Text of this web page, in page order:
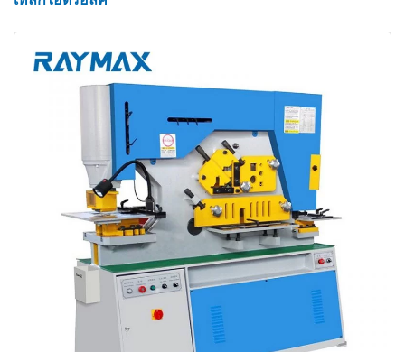
เวลาในการติดตั้งเครื่องจักร ใช้งานได้หลากหลายผ่าน
เครื่องมือที่หลากหลาย และวิศวกรรมและการสนับสนุน
โรงงานที่เหนือกว่า
ส่วนประกอบมาตรฐานหลักของช่างเหล็ก
ไฮดรอลิก
ห้าชุดหมัดและใบมีด
กระบอกไฮดรอลิกอิสระคู่
ถังเชื้อเพลิงไฮดรอลิก
ระบบไฮดรอลิก
ระบบหล่อลื่นส่วนกลาง